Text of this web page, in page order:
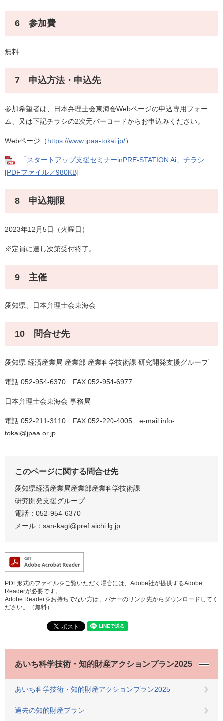
6 参加費
無料
7 申込方法・申込先
参加希望者は、日本弁理士会東海会Webページの申込専用フォー
ム、又は下記チラシの2次元バーコードからお申込みください。
Webページ（https://www.jpaa-tokai.jp/）
「スタートアップ支援セミナーinPRE-STATION Ai」チラシ
[PDFファイル／980KB]
8 申込期限
2023年12月5日（火曜日）
※定員に達し次第受付終了。
9 主催
愛知県、日本弁理士会東海会
10 問合せ先
愛知県 経済産業局 産業部 産業科学技術課 研究開発支援グループ
電話 052-954-6370 FAX 052-954-6977
日本弁理士会東海会 事務局
電話 052-211-3110 FAX 052-220-4005 e-mail info-
tokai@jpaa.or.jp
このページに関する問合せ先
愛知県経済産業局産業部産業科学技術課
研究開発支援グループ
電話：052-954-6370
メール： san-kagi@pref.aichi.lg.jp
PDF形式のファイルをご覧いただく場合には、Adobe社が提供するAdobe
Readerが必要です。
Adobe Readerをお持ちでない方は、バナーのリンク先からダウンロードしてく
ださい。（無料）
あいち科学技術・知的財産アクションプラン2025
あいち科学技術・知的財産アクションプラン2025
過去の知的財産プラン